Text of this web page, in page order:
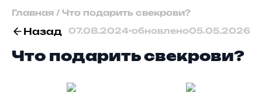
Главная / Что подарить свекрови?
Назад 07.08.2024•обновлено05.05.2026
Что подарить свекрови?